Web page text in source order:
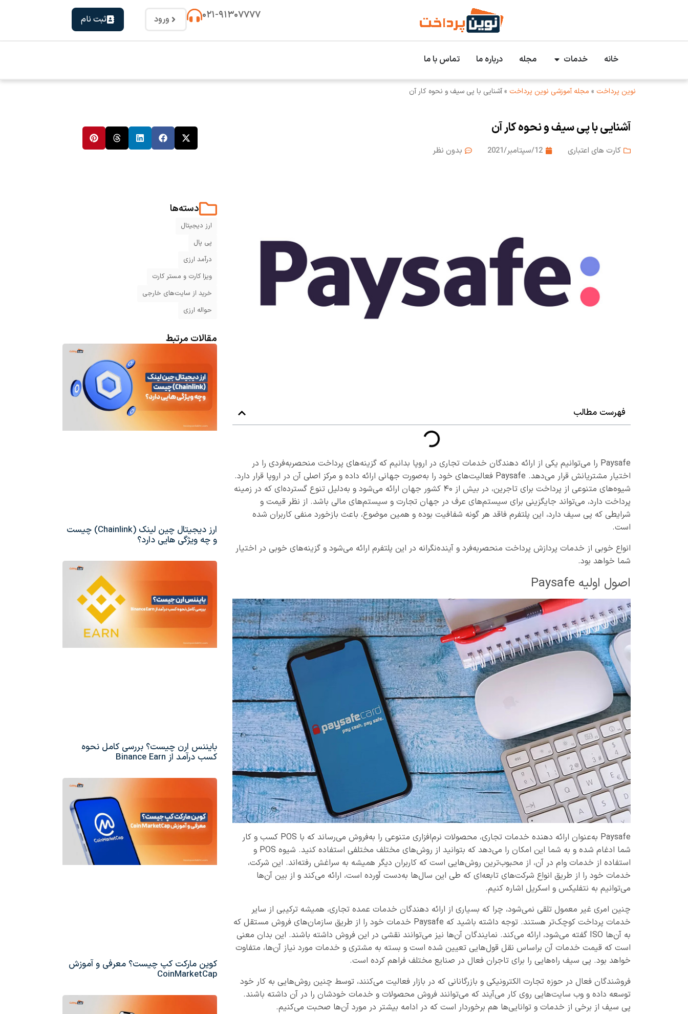
۰۲۱-۹۱۳۰۷۷۷۷ ورود ثبت نام
خانه خدمات مجله درباره ما تماس با ما
نوین پرداخت » مجله آموزشی نوین پرداخت »آشنایی با پی سیف و نحوه کار آن
آشنایی با پی سیف و نحوه کار آن
کارت های اعتباری 12/سپتامبر/2021 بدون نظر
فهرست مطالب
Paysafe را می‌توانیم یکی از ارائه دهندگان خدمات تجاری در اروپا بدانیم که گزینه‌های پرداخت منحصربه‌فردی را در
اختیار مشتریانش قرار می‌دهد. Paysafe فعالیت‌های خود را به‌صورت جهانی ارائه داده و مرکز اصلی آن در اروپا قرار دارد.
شیوه‌های متنوعی از پرداخت برای تاجرین، در بیش از ۴۰ کشور جهان ارائه می‌شود و به‌دلیل تنوع گسترده‌ای که در زمینه
پرداخت دارد، می‌تواند جایگزینی برای سیستم‌های عرف در جهان تجارت و سیستم‌های مالی باشد. از نظر قیمت و
شرایطی که پی سیف دارد، این پلتفرم فاقد هر گونه شفافیت بوده و همین موضوع، باعث بازخورد منفی کاربران شده
است.
انواع خوبی از خدمات پردازش پرداخت منحصربه‌فرد و آینده‌نگرانه در این پلتفرم ارائه می‌شود و گزینه‌های خوبی در اختیار
شما خواهد بود.
اصول اولیه Paysafe
Paysafe به‌عنوان ارائه دهنده خدمات تجاری، محصولات نرم‌افزاری متنوعی را به‌فروش می‌رساند که با POS کسب و کار
شما ادغام شده و به شما این امکان را می‌دهد که بتوانید از روش‌های مختلف مختلفی استفاده کنید. شیوه POS و
استفاده از خدمات وام در آن، از محبوب‌ترین روش‌هایی است که کاربران دیگر همیشه به سراغش رفته‌اند. این شرکت،
خدمات خود را از طریق انواع شرکت‌های تابعه‌ای که طی این سال‌ها به‌دست آورده است، ارائه می‌کند و از بین آن‌ها
می‌توانیم به نتفلیکس و اسکریل اشاره کنیم.
چنین امری غیر معمول تلقی نمی‌شود، چرا که بسیاری از ارائه دهندگان خدمات عمده تجاری، همیشه ترکیبی از سایر
خدمات پرداخت کوچک‌تر هستند. توجه داشته باشید که Paysafe خدمات خود را از طریق سازمان‌های فروش مستقل که
به آن‌ها ISO گفته می‌شود، ارائه می‌کند. نمایندگان آن‌ها نیز می‌توانند نقشی در این فروش داشته باشند. این بدان معنی
است که قیمت خدمات آن براساس نقل قول‌هایی تعیین شده است و بسته به مشتری و خدمات مورد نیاز آن‌ها، متفاوت
خواهد بود. پی سیف راه‌هایی را برای تاجران فعال در صنایع مختلف فراهم کرده است.
فروشندگان فعال در حوزه تجارت الکترونیکی و بازرگانانی که در بازار فعالیت می‌کنند، توسط چنین روش‌هایی به کار خود
توسعه داده و وب سایت‌هایی روی کار می‌آیند که می‌توانند فروش محصولات و خدمات خودشان را در آن داشته باشند.
پی سیف از برخی از خدمات و توانایی‌ها هم برخوردار است که در ادامه بیشتر در مورد آن‌ها صحبت می‌کنیم.
دسته‌ها
ارز دیجیتال
پی پال
درآمد ارزی
ویزا کارت و مستر کارت
خرید از سایت‌های خارجی
حواله ارزی
مقالات مرتبط
ارز دیجیتال چین لینک (Chainlink) چیست
و چه ویژگی هایی دارد؟
بایننس ارن چیست؟ بررسی کامل نحوه
کسب درآمد از Binance Earn
کوین مارکت کپ چیست؟ معرفی و آموزش
CoinMarketCap